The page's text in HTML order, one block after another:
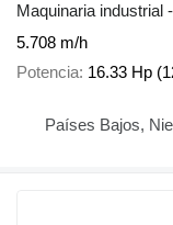
Maquinaria industrial
5.708 m/h
Potencia 16.33 Hp
Países Bajos,